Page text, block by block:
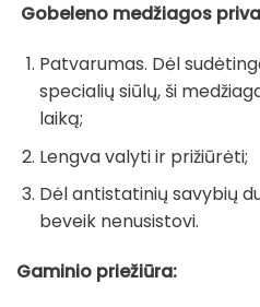
Gobeleno medžiagos
Patvarumas. Dėl
specialių siūlų, ši
laiką;
Lengva valyti ir prižiūrėti;
Dėl antistatinių savybių
beveik nenusistovi.
Gaminio priežiūra: